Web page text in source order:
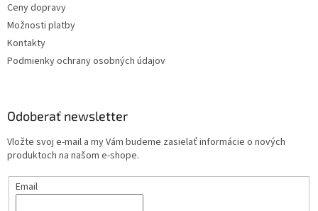
Ceny dopravy
Možnosti platby
Kontakty
Podmienky ochrany osobných údajov
Odoberať newsletter
Vložte svoj e-mail a my Vám budeme zasielať informácie o nových
produktoch na našom e-shope.
Email